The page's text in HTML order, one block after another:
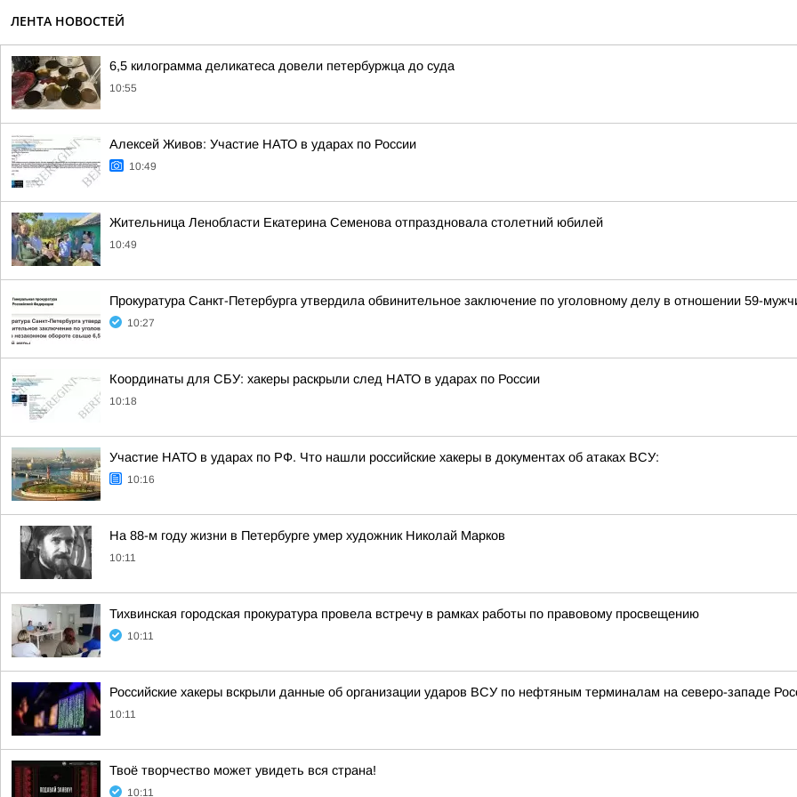
ЛЕНТА НОВОСТЕЙ
6,5 килограмма деликатеса довели петербуржца до суда
10:55
Алексей Живов: Участие НАТО в ударах по России
10:49
Жительница Ленобласти Екатерина Семенова отпраздновала столетний юбилей
10:49
Прокуратура Санкт-Петербурга утвердила обвинительное заключение по уголовному делу в отношении 59-
10:27
Координаты для СБУ: хакеры раскрыли след НАТО в ударах по России
10:18
Участие НАТО в ударах по РФ. Что нашли российские хакеры в документах об атаках ВСУ:
10:16
На 88-м году жизни в Петербурге умер художник Николай Марков
10:11
Тихвинская городская прокуратура провела встречу в рамках работы по правовому просвещению
10:11
Российские хакеры вскрыли данные об организации ударов ВСУ по нефтяным терминалам на северо-западе
10:11
Твоё творчество может увидеть вся страна!
10:11